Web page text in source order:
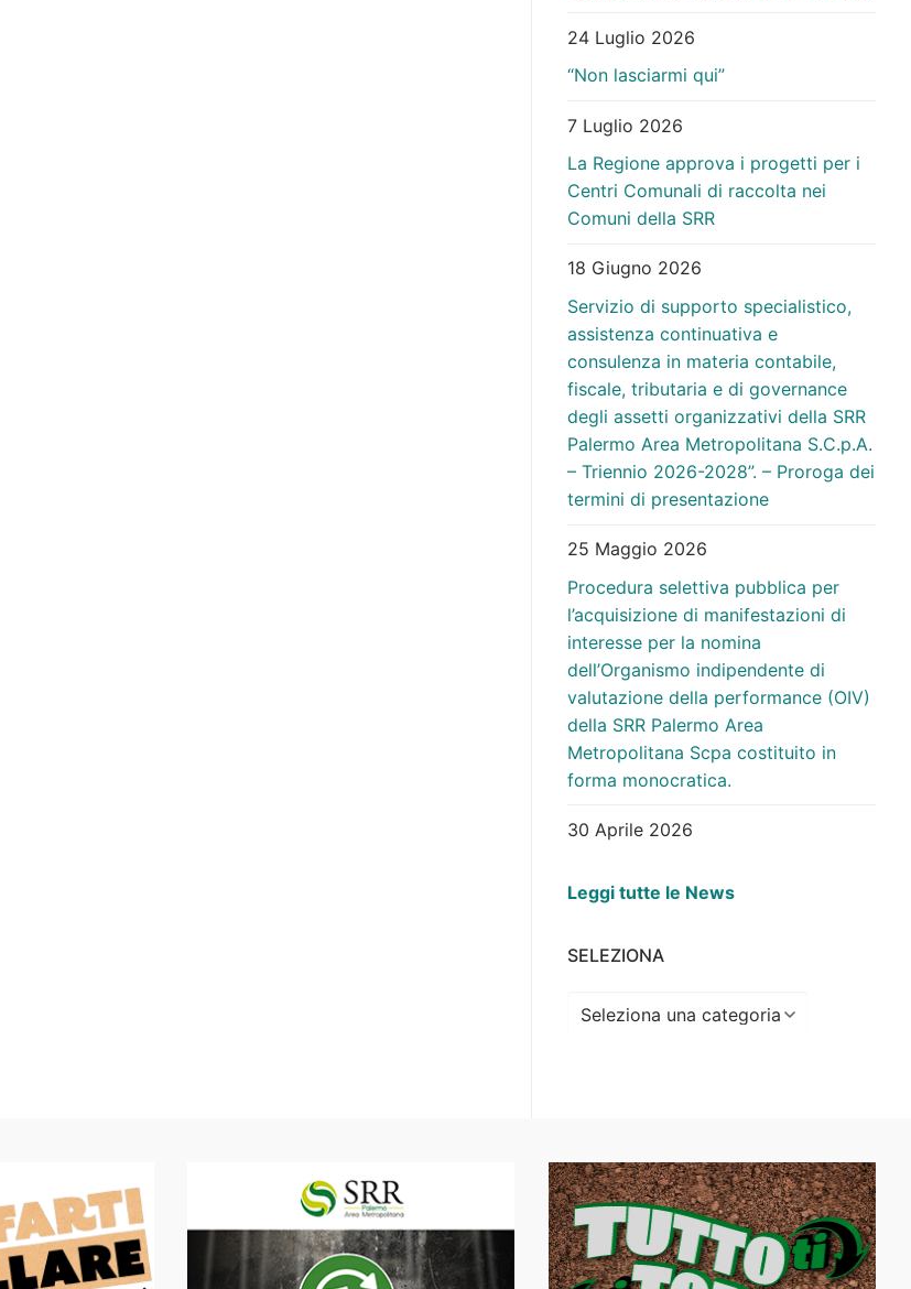
24 Luglio 2026
“Non lasciarmi qui”
7 Luglio 2026
La Regione approva i progetti per i
Centri Comunali di raccolta nei
Comuni della SRR
18 Giugno 2026
Servizio di supporto specialistico,
assistenza continuativa e
consulenza in materia contabile,
fiscale, tributaria e di governance
degli assetti organizzativi della SRR
Palermo Area Metropolitana S.C.p.A.
– Triennio 2026-2028”. – Proroga dei
termini di presentazione
25 Maggio 2026
Procedura selettiva pubblica per
l’acquisizione di manifestazioni di
interesse per la nomina
dell’Organismo indipendente di
valutazione della performance (OIV)
della SRR Palermo Area
Metropolitana Scpa costituito in
forma monocratica.
30 Aprile 2026
Leggi tutte le News
SELEZIONA
Seleziona